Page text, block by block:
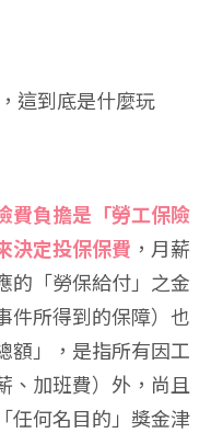
這到底是什麼玩
費負擔是「勞工保險
決定投保保費 ，月薪
的「勞保給付」之金
件所得到的保障）也
額」，是指所有因工
、加班費）外，尚且
任何名目的」獎金津